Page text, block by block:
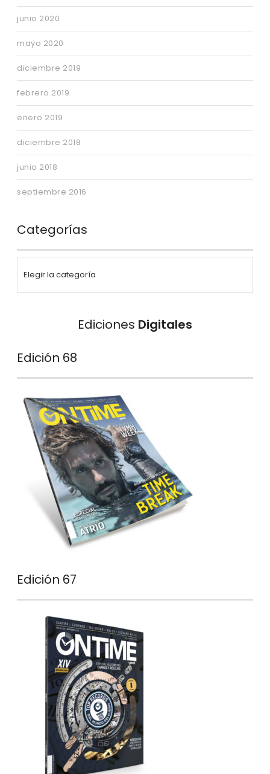
junio 2020
mayo 2020
diciembre 2019
febrero 2019
enero 2019
diciembre 2018
junio 2018
septiembre 2016
Categorías
Ediciones Digitales
Edición 68
Edición 67